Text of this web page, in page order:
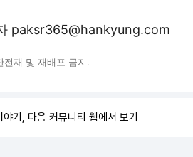
paksr365@hankyung.com
재 및 재배포 금지.
기, 다음 커뮤니티 웹에서 보기